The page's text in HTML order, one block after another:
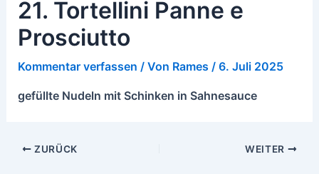
21. Tortellini Panne e
Prosciutto
Kommentar verfassen / Von Rames / 6. Juli 2025
gefüllte Nudeln mit Schinken in Sahnesauce
ZURÜCK WEITER